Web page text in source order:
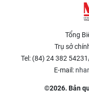
Tổng
Trụ sở
Tel: (84) 24 382
E-mail:
©2026. Bản